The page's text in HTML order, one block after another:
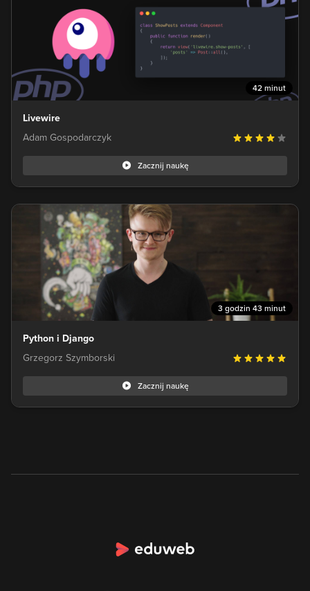
42 minut
Livewire
Adam Gospodarczyk
Zacznij naukę
3 godzin 43 minut
Python i Django
Grzegorz Szymborski
Zacznij naukę